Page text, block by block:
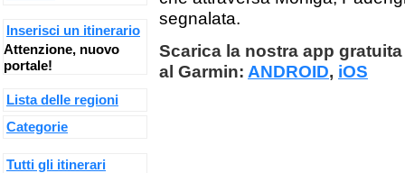
segnalata.
Scarica la nostra app
al Garmin: ANDROID, iOS
Inserisci un itinerario
Attenzione, nuovo
portale!
Lista delle regioni
Categorie
Tutti gli itinerari